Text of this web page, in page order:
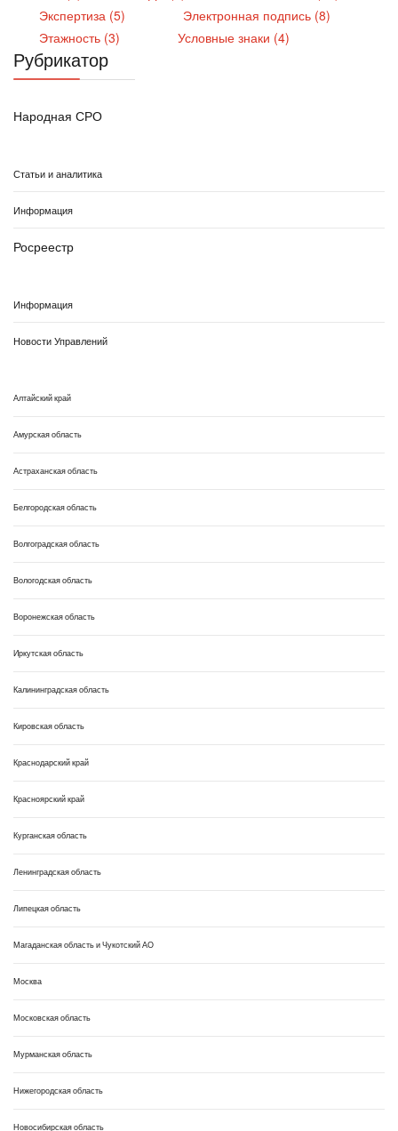
Экспертиза (5)
Электронная подпись (8)
Этажность (3)
Условные знаки (4)
Рубрикатор
Народная СРО
Статьи и аналитика
Информация
Росреестр
Информация
Новости Управлений
Алтайский край
Амурская область
Астраханская область
Белгородская область
Волгоградская область
Вологодская область
Воронежская область
Иркутская область
Калининградская область
Кировская область
Краснодарский край
Красноярский край
Курганская область
Ленинградская область
Липецкая область
Магаданская область и Чукотский АО
Москва
Московская область
Мурманская область
Нижегородская область
Новосибирская область